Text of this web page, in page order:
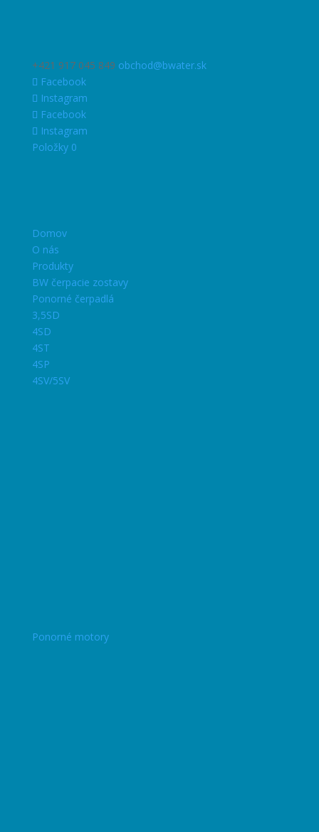
+421 917 045 849 obchod@bwater.sk
Facebook
Instagram
Facebook
Instagram
Položky 0
Domov
O nás
Produkty
BW čerpacie zostavy
Ponorné čerpadlá
3,5SD
4SD
4ST
4SP
4SV/5SV
Ponorné motory